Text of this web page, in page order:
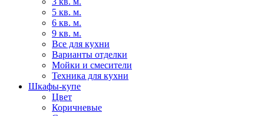
5 кв. м.
6 кв. м.
9 кв. м.
Все для кухни
Варианты отделки
Мойки и смесители
Техника для кухни
Шкафы-купе
Цвет
Коричневые